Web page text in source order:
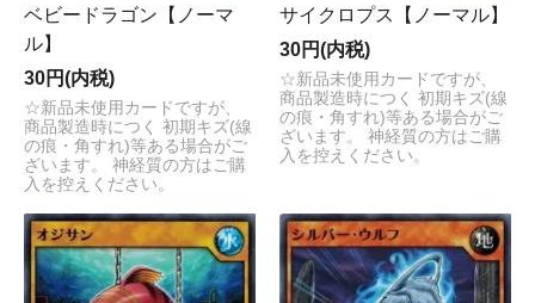
ベビードラゴン【ノーマ
ル】
30円(内税)
☆新品未使用カードですが、
商品製造時につく 初期キズ(線
の痕・角すれ)等ある場合がご
ざいます。 神経質の方はご購
入を控えください。
サイクロプス【ノーマル】
30円(内税)
☆新品未使用カードですが、
商品製造時につく 初期キズ(線
の痕・角すれ)等ある場合がご
ざいます。 神経質の方はご購
入を控えください。